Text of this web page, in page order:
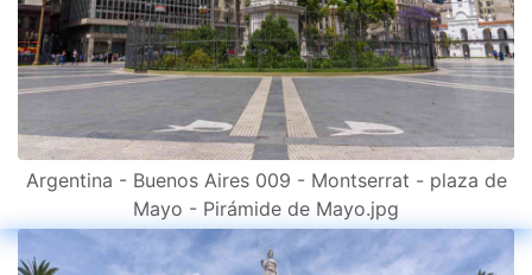
Argentina - Buenos Aires 009 - Montserrat - plaza de
Mayo - Pirámide de Mayo.jpg